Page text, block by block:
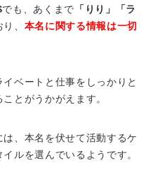
でも、あくまで 「りり」「ラ
、 本名に関する情報は一切
ベートと仕事をしっかりと
とがうかがえます。
は、本名を伏せて活動するケ
ルを選んでいるようです。